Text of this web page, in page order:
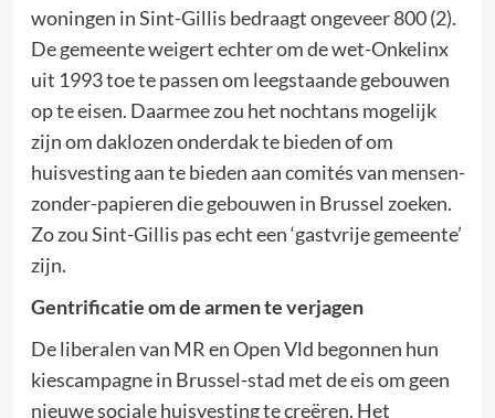
woningen in Sint-Gillis bedraagt ongeveer 800 (2).
De gemeente weigert echter om de wet-Onkelinx
uit 1993 toe te passen om leegstaande gebouwen
op te eisen. Daarmee zou het nochtans mogelijk
zijn om daklozen onderdak te bieden of om
huisvesting aan te bieden aan comités van mensen-
zonder-papieren die gebouwen in Brussel zoeken.
Zo zou Sint-Gillis pas echt een ‘gastvrije gemeente’
zijn.
Gentrificatie om de armen te verjagen
De liberalen van MR en Open Vld begonnen hun
kiescampagne in Brussel-stad met de eis om geen
nieuwe sociale huisvesting te creëren. Het